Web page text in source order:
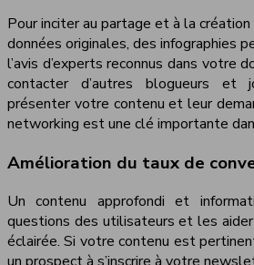
Pour inciter au partage et à la
données originales, des infographies
l’avis d’experts reconnus dans votre
contacter d’autres blogueurs et
présenter votre contenu et leur
networking est une clé importante
Amélioration du taux de
Un contenu approfondi et
questions des utilisateurs et les aider
éclairée. Si votre contenu est